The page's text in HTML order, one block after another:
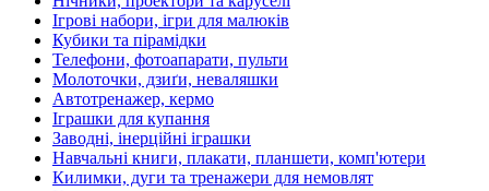
Ігрові набори, ігри для малюків
Кубики та пірамідки
Телефони, фотоапарати, пульти
Молоточки, дзиґи, неваляшки
Автотренажер, кермо
Іграшки для купання
Заводні, інерційні іграшки
Навчальні книги, плакати, планшети, комп'ютери
Килимки, дуги та тренажери для немовлят